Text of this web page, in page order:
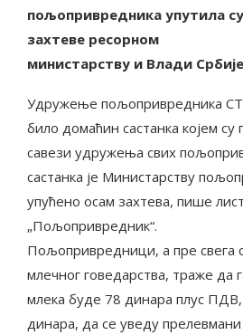
пољопривредника упутила
захтеве ресорном
министарству и Влади
Удружење пољопривредника
било домаћин састанка којем су
савези удружења свих
састанка је Министарству
упућено осам захтева, пише лист
„Пољопривредник“.
Пољопривредници, а пре свега
млечног говедарства, траже да
млека буде 78 динара плус
динара, да се уведу прелевмани